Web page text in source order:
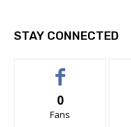
STAY CONNECTED
0
Fans